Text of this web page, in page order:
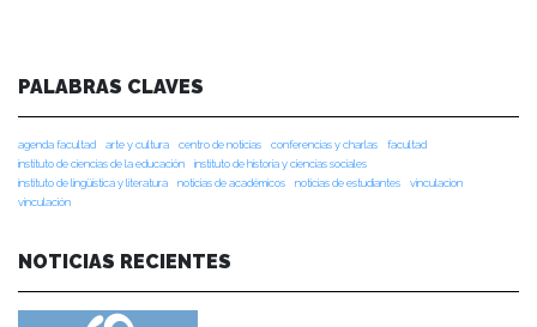
PALABRAS CLAVES
agenda facultad arte y cultura centro de noticias conferencias y charlas
facultad
instituto de ciencias de la educación
instituto de historia y ciencias sociales
instituto de lingüística y literatura
noticias de académicos noticias de estudiantes
vinculacion
vinculación
NOTICIAS RECIENTES